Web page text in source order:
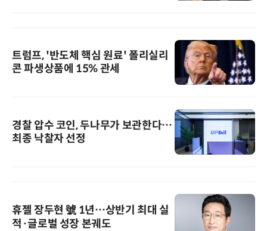
트럼프, '반도체 핵심 원료' 폴리실리
콘 파생상품에 15% 관세
경찰 압수 코인, 두나무가 보관한다…
최종 낙찰자 선정
휴젤 장두현 號 1년…상반기 최대 실
적·글로벌 성장 본궤도